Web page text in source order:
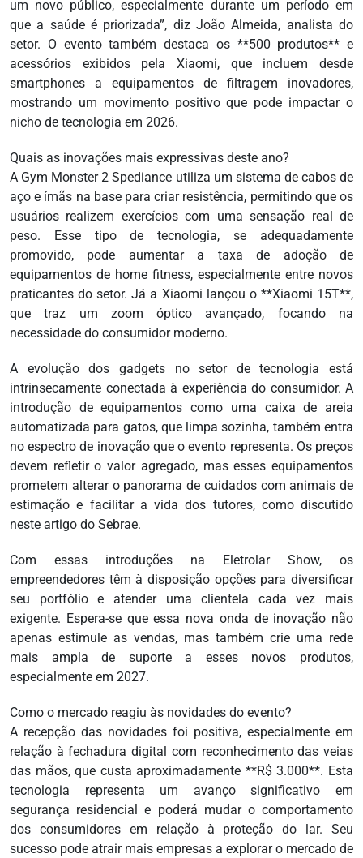
um novo público, especialmente durante um período em
que a saúde é priorizada”, diz João Almeida, analista do
setor. O evento também destaca os **500 produtos** e
acessórios exibidos pela Xiaomi, que incluem desde
smartphones a equipamentos de filtragem inovadores,
mostrando um movimento positivo que pode impactar o
nicho de tecnologia em 2026.
Quais as inovações mais expressivas deste ano?
A Gym Monster 2 Spediance utiliza um sistema de cabos de
aço e ímãs na base para criar resistência, permitindo que os
usuários realizem exercícios com uma sensação real de
peso. Esse tipo de tecnologia, se adequadamente
promovido, pode aumentar a taxa de adoção de
equipamentos de home fitness, especialmente entre novos
praticantes do setor. Já a Xiaomi lançou o **Xiaomi 15T**,
que traz um zoom óptico avançado, focando na
necessidade do consumidor moderno.
A evolução dos gadgets no setor de tecnologia está
intrinsecamente conectada à experiência do consumidor. A
introdução de equipamentos como uma caixa de areia
automatizada para gatos, que limpa sozinha, também entra
no espectro de inovação que o evento representa. Os preços
devem refletir o valor agregado, mas esses equipamentos
prometem alterar o panorama de cuidados com animais de
estimação e facilitar a vida dos tutores, como discutido
neste artigo do Sebrae.
Com essas introduções na Eletrolar Show, os
empreendedores têm à disposição opções para diversificar
seu portfólio e atender uma clientela cada vez mais
exigente. Espera-se que essa nova onda de inovação não
apenas estimule as vendas, mas também crie uma rede
mais ampla de suporte a esses novos produtos,
especialmente em 2027.
Como o mercado reagiu às novidades do evento?
A recepção das novidades foi positiva, especialmente em
relação à fechadura digital com reconhecimento das veias
das mãos, que custa aproximadamente **R$ 3.000**. Esta
tecnologia representa um avanço significativo em
segurança residencial e poderá mudar o comportamento
dos consumidores em relação à proteção do lar. Seu
sucesso pode atrair mais empresas a explorar o mercado de